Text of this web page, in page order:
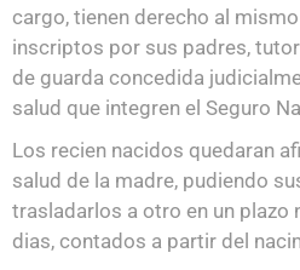
cargo, tienen derecho al
inscriptos por sus padres,
de guarda concedida
salud que integren el Seguro
Los recien nacidos quedaran
salud de la madre, pudiendo
trasladarlos a otro en un plazo
dias, contados a partir del